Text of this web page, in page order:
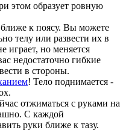
этом образует ровную
к поясу. Вы можете
телу или развести их в
играет, но меняется
недостаточно гибкие
в стороны.
! Тело поднимается -
отжиматься с руками на
С каждой
руки ближе к тазу.